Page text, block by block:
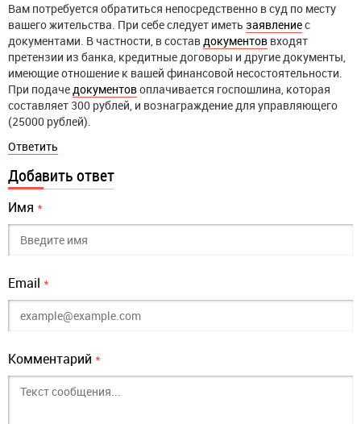
Вам потребуется обратиться непосредственно в суд по месту
вашего жительства. При себе следует иметь заявлениес
документами. В частности, в составдокументов входят
претензии из банка, кредитные договоры и другие документы,
имеющие отношение к вашей финансовой несостоятельности.
При подачедокументовоплачивается госпошлина, которая
составляет 300 рублей, и вознаграждение для управляющего
(25000 рублей).
Ответить
Добавить ответ
Имя *
Email *
Комментарий *